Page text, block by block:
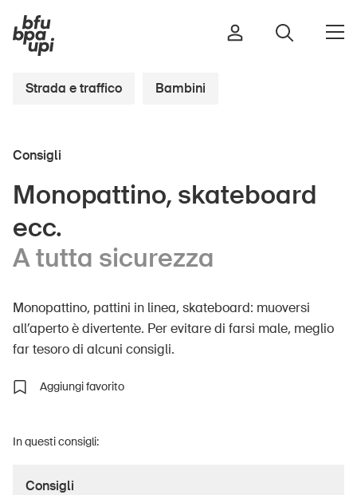
Sport e attività fisica
Casa e giardino
Edifici e impianti
Anziani
Scuola
Imprese
Politica
Strada e traffico Bambini
Consigli
Monopattino, skateboard
ecc.
A tutta sicurezza
Monopattino, pattini in linea, skateboard: muoversi
all’aperto è divertente. Per evitare di farsi male, meglio
far tesoro di alcuni consigli.
Aggiungi favorito
In questi consigli:
Consigli